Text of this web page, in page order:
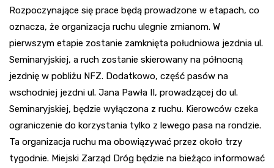
Rozpoczynające się prace będą prowadzone w etapach, co
oznacza, że organizacja ruchu ulegnie zmianom. W
pierwszym etapie zostanie zamknięta południowa jezdnia ul.
Seminaryjskiej, a ruch zostanie skierowany na północną
jezdnię w pobliżu NFZ. Dodatkowo, część pasów na
wschodniej jezdni ul. Jana Pawła II, prowadzącej do ul.
Seminaryjskiej, będzie wyłączona z ruchu. Kierowców czeka
ograniczenie do korzystania tylko z lewego pasa na rondzie.
Ta organizacja ruchu ma obowiązywać przez około trzy
tygodnie. Miejski Zarząd Dróg będzie na bieżąco informować